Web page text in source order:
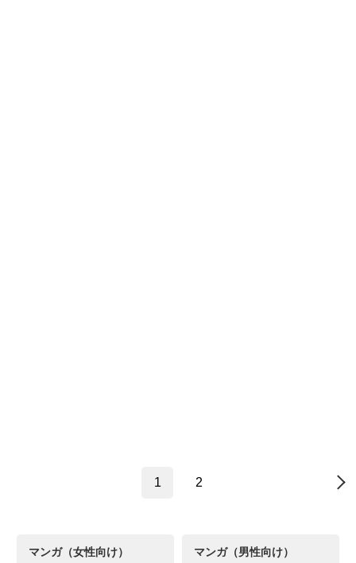
1 2 →
マンガ（女性向け） マンガ（男性向け）